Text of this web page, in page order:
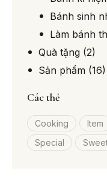
Bánh sinh
Làm bánh
Quà tặng (2)
Sản phẩm (16)
Các thẻ
Cooking Item
Special